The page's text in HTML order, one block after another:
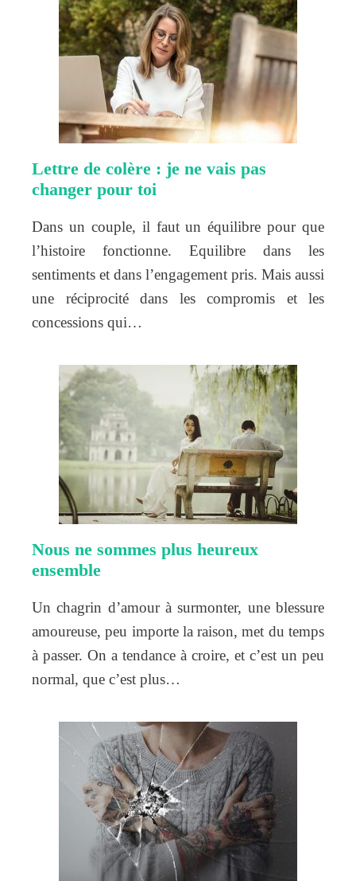
Lettre de colère : je ne vais pas
changer pour toi
Dans un couple, il faut un équilibre pour que
l’histoire fonctionne. Equilibre dans les
sentiments et dans l’engagement pris. Mais aussi
une réciprocité dans les compromis et les
concessions qui…
Nous ne sommes plus heureux
ensemble
Un chagrin d’amour à surmonter, une blessure
amoureuse, peu importe la raison, met du temps
à passer. On a tendance à croire, et c’est un peu
normal, que c’est plus…